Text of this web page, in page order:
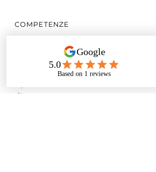
COMPETENZE
tutto, poiché siamo in grado di far
fronte a specifiche richieste riguardanti
servizi di portierato, guardiania,
altro.